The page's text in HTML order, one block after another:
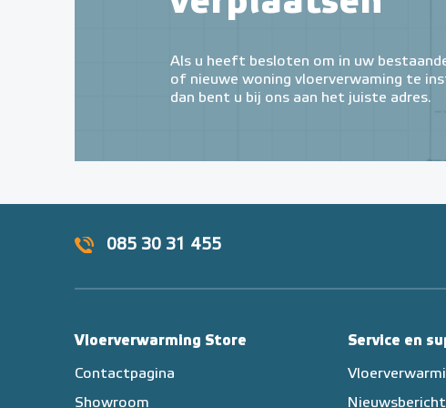
Als u heeft besloten om in uw
of nieuwe woning vloerverwaming te
dan bent u bij ons aan het juiste adres.
085 30 31 455
Vloerverwarming Store
Contactpagina
Showroom
Service en